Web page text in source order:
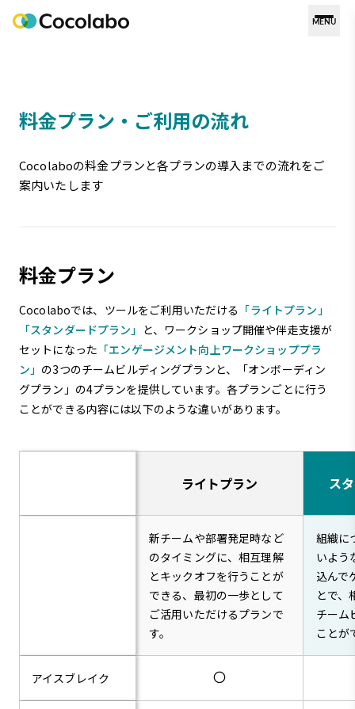
MENU
料金プラン・ご利用の流れ
Cocolaboの料金プランと各プランの導入までの流れをご
案内いたします
料金プラン
Cocolaboでは、ツールをご利用いただける 「ライトプラン」
「スタンダードプラン」 と、ワークショップ開催や伴走支援が
セットになった 「エンゲージメント向上ワークショッププラ
ン」 の3つのチームビルディングプランと、「オンボーディン
グプラン」の4プランを提供しています。各プランごとに行う
ことができる内容には以下のような違いがあります。
ライトプラン ス
新チームや部署発足時など
のタイミングに、相互理解
とキックオフを行うことが
できる、最初の一歩として
ご活用いただけるプランで
す。
組織に
いよう
込んで
とで、
チーム
ことが
アイスブレイク